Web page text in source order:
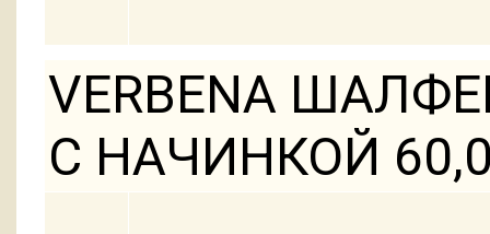
VERBENA
С НАЧИНКОЙ